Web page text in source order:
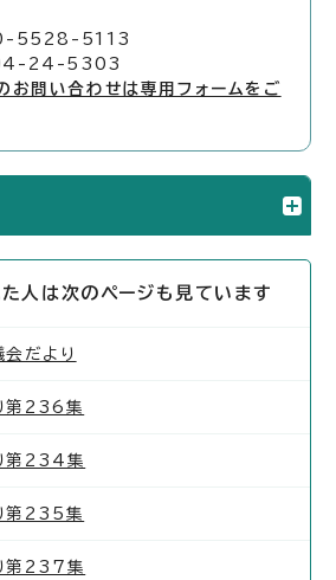
5528-5113
24-5303
お問い合わせは専用フォームをご
人は次のページも見ています
だより
第236集
第234集
第235集
第237集